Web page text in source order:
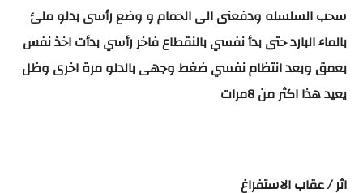
سحب السلسله ودفعنى الى الحمام و وضع رأسى بدلو ملئ
بالماء البارد حتى بدأ نفسي بالنقطاع فاخر رأسي بدأت اخذ نفس
بعمق وبعد انتظام نفسي ضغط وجهى بالدلو مرة اخرى وظل
يعيد هذا اكثر من 8مرات
اثر / عقاب الاستفراغ